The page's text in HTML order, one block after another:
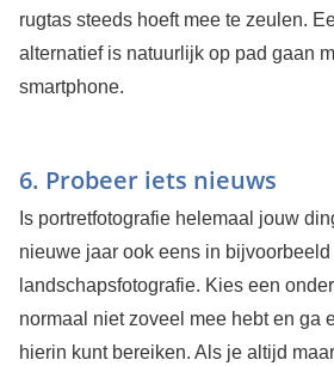
rugtas steeds hoeft mee te zeulen.
alternatief is natuurlijk op pad gaan
smartphone.
6. Probeer iets nieuws
Is portretfotografie helemaal jouw
nieuwe jaar ook eens in bijvoorbeeld
landschapsfotografie. Kies een
normaal niet zoveel mee hebt en ga
hierin kunt bereiken. Als je altijd